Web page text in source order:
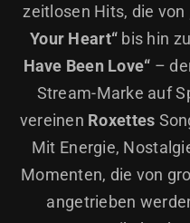
zeitlosen Hits, die von
Your Heart“ bis hin zu
Have Been Love“ –
Stream-Marke auf
vereinen Roxettes
Mit Energie,
Momenten, die von
angetrieben